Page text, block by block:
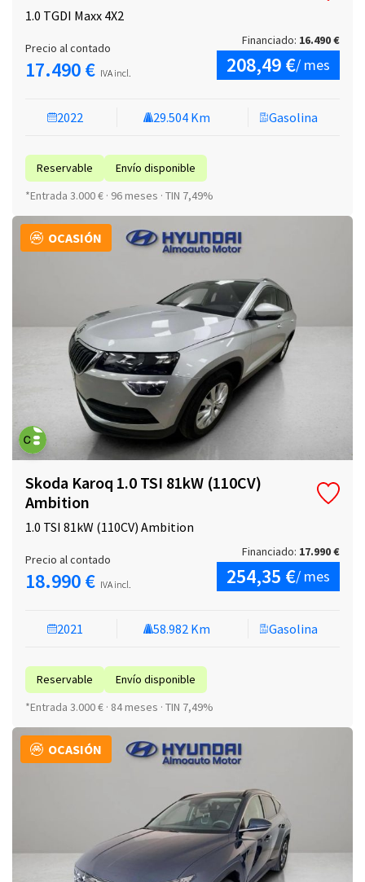
1.0 TGDI Maxx 4X2
2022 29.504 Km Gasolina
Reservable
Envío disponible
*Entrada 3.000 € · 96 meses · TIN 7,49%
Precio al contado
17.490 € IVA incl.
Financiado: 16.490 €
208,49 €/ mes
OCASIÓN
Skoda Karoq 1.0 TSI 81kW (110CV)
Ambition
1.0 TSI 81kW (110CV) Ambition
2021 58.982 Km Gasolina
Reservable
Envío disponible
*Entrada 3.000 € · 84 meses · TIN 7,49%
Precio al contado
18.990 € IVA incl.
Financiado: 17.990 €
254,35 €/ mes
OCASIÓN